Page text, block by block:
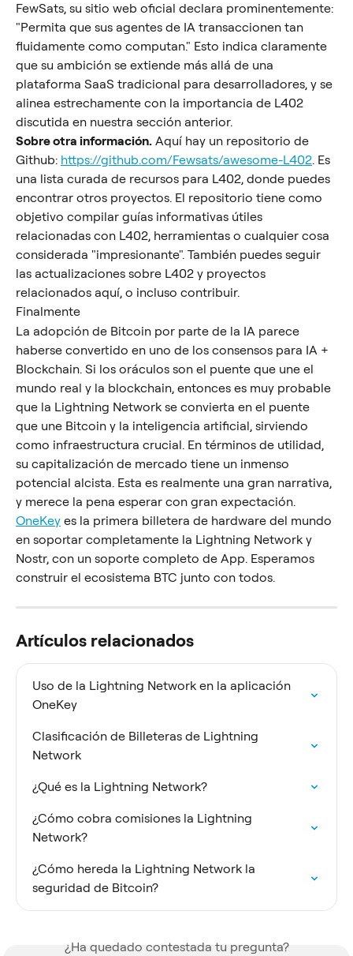
FewSats, su sitio web oficial declara prominentemente:
"Permita que sus agentes de IA transaccionen tan
fluidamente como computan." Esto indica claramente
que su ambición se extiende más allá de una
plataforma SaaS tradicional para desarrolladores, y se
alinea estrechamente con la importancia de L402
discutida en nuestra sección anterior.
Sobre otra información. Aquí hay un repositorio de
Github: https://github.com/Fewsats/awesome-L402. Es
una lista curada de recursos para L402, donde puedes
encontrar otros proyectos. El repositorio tiene como
objetivo compilar guías informativas útiles
relacionadas con L402, herramientas o cualquier cosa
considerada "impresionante". También puedes seguir
las actualizaciones sobre L402 y proyectos
relacionados aquí, o incluso contribuir.
Finalmente
La adopción de Bitcoin por parte de la IA parece
haberse convertido en uno de los consensos para IA +
Blockchain. Si los oráculos son el puente que une el
mundo real y la blockchain, entonces es muy probable
que la Lightning Network se convierta en el puente
que une Bitcoin y la inteligencia artificial, sirviendo
como infraestructura crucial. En términos de utilidad,
su capitalización de mercado tiene un inmenso
potencial alcista. Esta es realmente una gran narrativa,
y merece la pena esperar con gran expectación.
OneKey es la primera billetera de hardware del mundo
en soportar completamente la Lightning Network y
Nostr, con un soporte completo de App. Esperamos
construir el ecosistema BTC junto con todos.
Artículos relacionados
Uso de la Lightning Network en la aplicación
OneKey
Clasificación de Billeteras de Lightning
Network
¿Qué es la Lightning Network?
¿Cómo cobra comisiones la Lightning
Network?
¿Cómo hereda la Lightning Network la
seguridad de Bitcoin?
¿Ha quedado contestada tu pregunta?